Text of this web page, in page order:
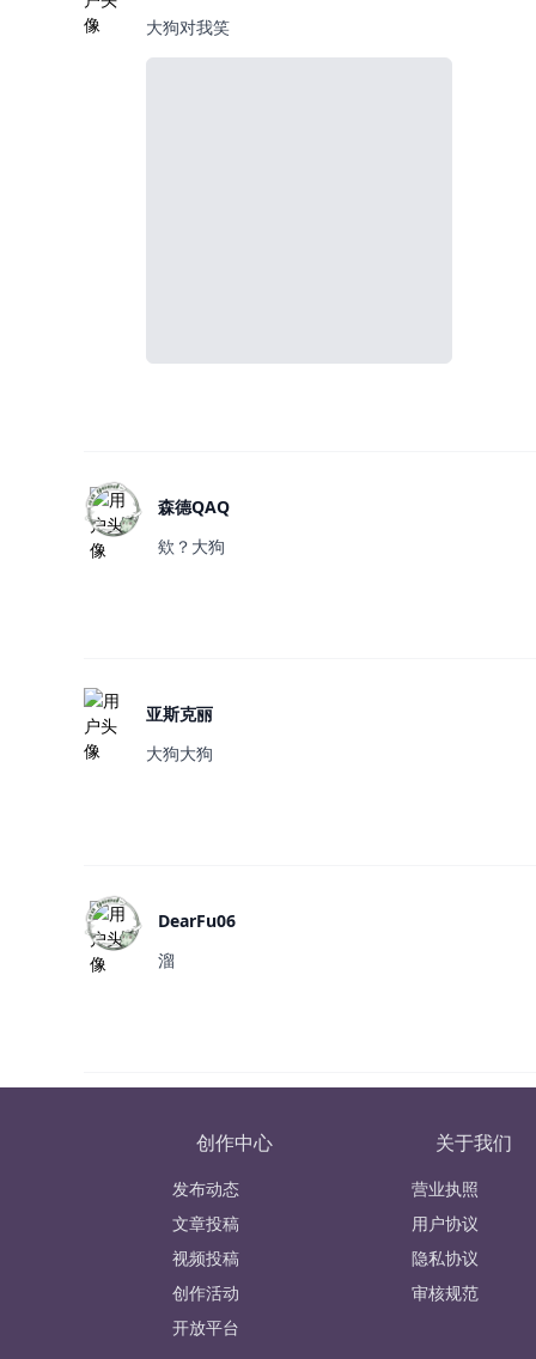
大狗对我笑
森德QAQ
欸？大狗
亚斯克丽
大狗大狗
DearFu06
溜
创作中心
发布动态
文章投稿
视频投稿
创作活动
开放平台
关于我们
营业执照
用户协议
隐私协议
审核规范